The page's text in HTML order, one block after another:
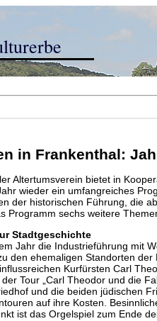
in Frankenthal:
Altertumsverein bietet in
wieder ein umfangreiches
der historischen Führung, die
Programm sechs weitere
Stadtgeschichte
Jahr die Industrieführung mit
den ehemaligen Standorten
Kurfürsten Carl
Tour „Carl Theodor und die
und die beiden jüdischen
auf ihre Kosten.
ist das Orgelspiel zum Ende